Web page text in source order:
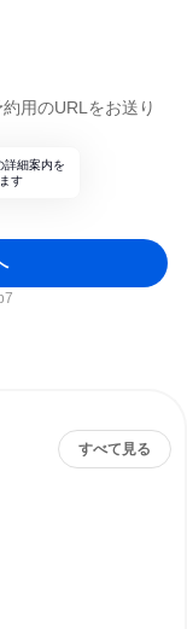
用のURLをお送り
詳細案内を
す
すべて見る